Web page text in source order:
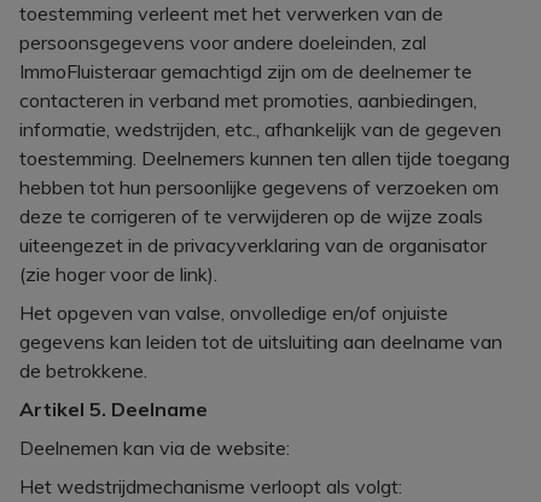
toestemming verleent met het verwerken van de
persoonsgegevens voor andere doeleinden, zal
ImmoFluisteraar gemachtigd zijn om de deelnemer te
contacteren in verband met promoties, aanbiedingen,
informatie, wedstrijden, etc., afhankelijk van de gegeven
toestemming. Deelnemers kunnen ten allen tijde toegang
hebben tot hun persoonlijke gegevens of verzoeken om
deze te corrigeren of te verwijderen op de wijze zoals
uiteengezet in de privacyverklaring van de organisator
(zie hoger voor de link).
Het opgeven van valse, onvolledige en/of onjuiste
gegevens kan leiden tot de uitsluiting aan deelname van
de betrokkene.
Artikel 5. Deelname
Deelnemen kan via de website:
Het wedstrijdmechanisme verloopt als volgt: